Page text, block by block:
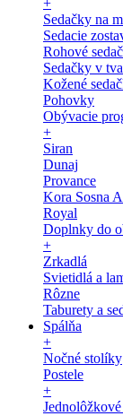
+
Sedačky na
Sedacie
Rohové
Sedačky v
Kožené
Pohovky
Obývacie
+
Siran
Dunaj
Provance
Kora Sosna
Royal
Doplnky do
+
Zrkadlá
Svietidlá a
Rôzne
Taburety a
Spálňa
+
Nočné stolíky
Postele
+